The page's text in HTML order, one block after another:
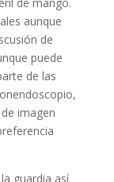
de mango.
aunque
de
puede
de las
imagen
guardia así